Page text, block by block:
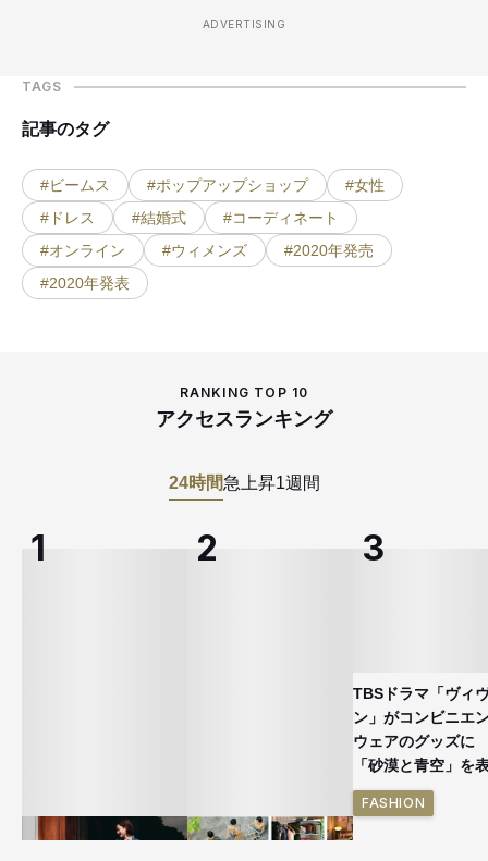
ADVERTISING
TAGS
記事のタグ
#ビームス #ポップアップショップ
#女性
#ドレス
#結婚式
#コーディネート
#オンライン
#ウィメンズ
#2020年発売
#2020年発表
RANKING TOP 10
アクセスランキング
24時間急上昇1週間
TBSドラマ「ヴィ
ン」がコンビニエ
ウェアのグッズ
「砂漠と青空」を
FASHION